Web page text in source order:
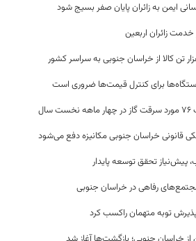
ایمن به زائران پایان صفر بسیج شود
برای کنترل قیمت‌ها ضروری است
قانونی خراسان جنوبی مکانیزه دفع می‌شود
پیش‌نیاز تحقق توسعه پایدار
رفاهی در خراسان جنوبی
توبه متهمان راکسب کرد